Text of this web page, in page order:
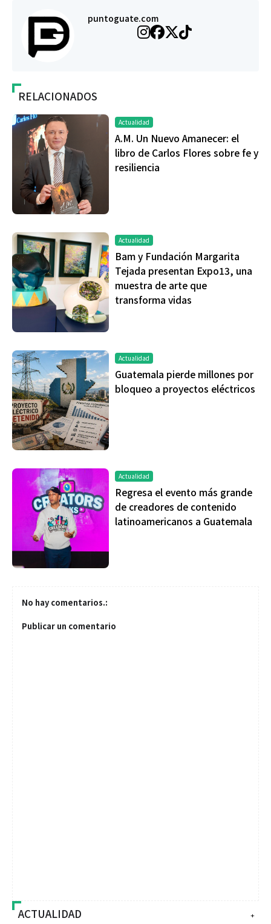
puntoguate.com
RELACIONADOS
Actualidad
A.M. Un Nuevo Amanecer: el
libro de Carlos Flores sobre fe y
resiliencia
Actualidad
Bam y Fundación Margarita
Tejada presentan Expo13, una
muestra de arte que
transforma vidas
Actualidad
Guatemala pierde millones por
bloqueo a proyectos eléctricos
Actualidad
Regresa el evento más grande
de creadores de contenido
latinoamericanos a Guatemala
No hay comentarios.:
Publicar un comentario
+
ACTUALIDAD